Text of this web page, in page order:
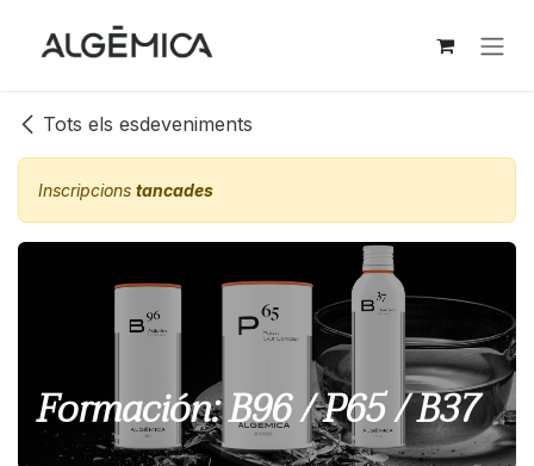
Tots els esdeveniments
Inscripcions tancades
Formación: B96 / P65 / B37